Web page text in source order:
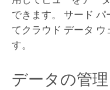
できます。 サード パ
てクラウド データ ウ
す。
データの管理